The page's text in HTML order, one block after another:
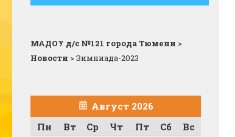
МАДОУ д/с №121 города Тюмени >
Новости >Зимниада-2023
Август 2026
Пн
Вт Ср Чт Пт Сб
Вс